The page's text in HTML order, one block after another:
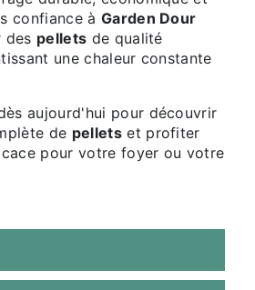
confiance à Garden Dour
des pellets de qualité
une chaleur constante
aujourd'hui pour découvrir
de pelletset profiter
pour votre foyer ou votre